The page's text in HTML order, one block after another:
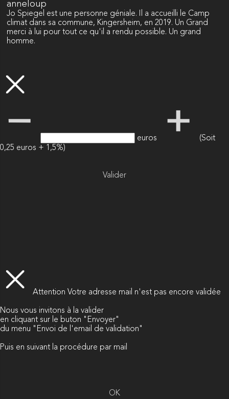
anneloup
Jo Spiegel est une personne géniale. Il a accueilli le Camp
climat dans sa commune, Kingersheim, en 2019. Un Grand
merci à lui pour tout ce qu'il a rendu possible. Un grand
homme.
euros
(Soit
0,25 euros + 1,5%)
Valider
Attention Votre adresse mail n'est pas encore validée
Nous vous invitons à la valider
en cliquant sur le buton "Envoyer"
du menu "Envoi de l'email de validation"
Puis en suivant la procédure par mail
OK